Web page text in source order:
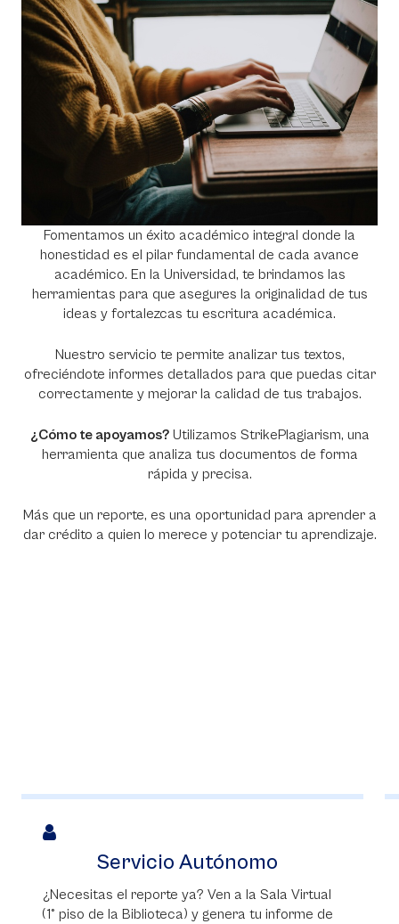
Fomentamos un éxito académico integral donde la
honestidad es el pilar fundamental de cada avance
académico. En la Universidad, te brindamos las
herramientas para que asegures la originalidad de tus
ideas y fortalezcas tu escritura académica.
Nuestro servicio te permite analizar tus textos,
ofreciéndote informes detallados para que puedas citar
correctamente y mejorar la calidad de tus trabajos.
¿Cómo te apoyamos?Utilizamos StrikePlagiarism, una
herramienta que analiza tus documentos de forma
rápida y precisa.
Más que un reporte, es una oportunidad para aprender a
dar crédito a quien lo merece y potenciar tu aprendizaje.
Servicio Autónomo
¿Necesitas el reporte ya? Ven a la Sala Virtual
(1° piso de la Biblioteca) y genera tu informe de